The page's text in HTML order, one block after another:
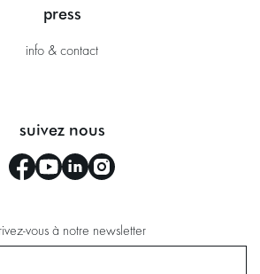
press
info & contact
suivez nous
vous à notre newsletter